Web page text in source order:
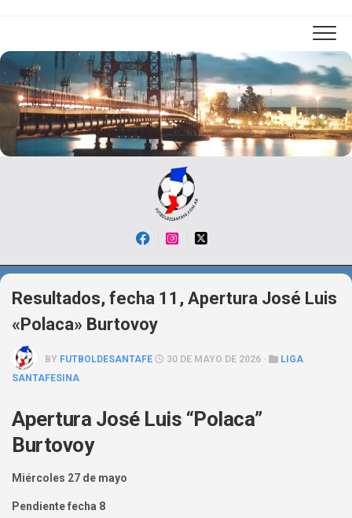
Resultados, fecha 11, Apertura José Luis
«Polaca» Burtovoy
BY FUTBOLDESANTAFE 30 DE MAYO DE 2026 ·
LIGA
SANTAFESINA
Apertura José Luis “Polaca”
Burtovoy
Miércoles 27 de mayo
Pendiente fecha 8